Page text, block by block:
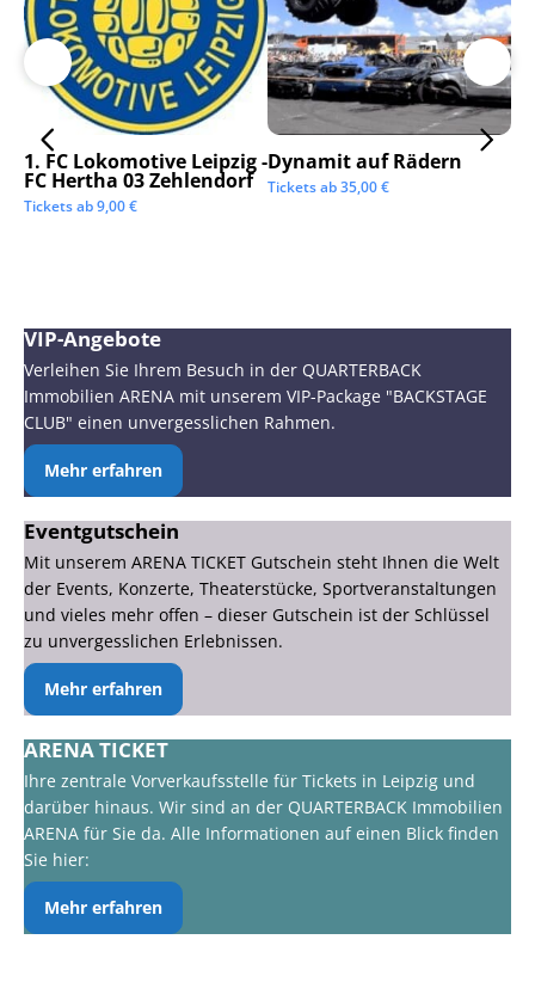
1. FC Lokomotive Leipzig -
FC Hertha 03 Zehlendorf
Tickets ab9,00€
Dynamit auf Rädern
Tickets ab35,00€
VIP-Angebote
Verleihen Sie Ihrem Besuch in der QUARTERBACK
Immobilien ARENA mit unserem VIP-Package "BACKSTAGE
CLUB" einen unvergesslichen Rahmen.
Mehr erfahren
Eventgutschein
Mit unserem ARENA TICKET Gutschein steht Ihnen die Welt
der Events, Konzerte, Theaterstücke, Sportveranstaltungen
und vieles mehr offen – dieser Gutschein ist der Schlüssel
zu unvergesslichen Erlebnissen.
Mehr erfahren
ARENA TICKET
Ihre zentrale Vorverkaufsstelle für Tickets in Leipzig und
darüber hinaus. Wir sind an der QUARTERBACK Immobilien
ARENA für Sie da. Alle Informationen auf einen Blick finden
Sie hier:
Mehr erfahren